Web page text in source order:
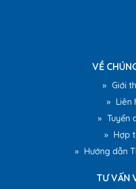
VỀ
» Giới
» Liên
» Tuyển
» Hợp
» Hướng dẫn
TƯ VẤN